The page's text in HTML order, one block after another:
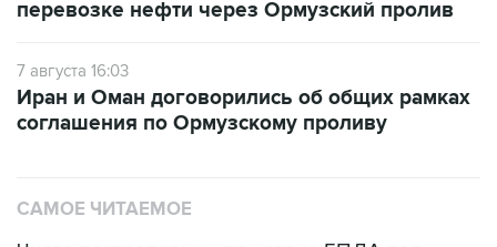
7 августа 16:03
соглашения по Ормузскому проливу
Число пострадавших при атаке БПЛА под